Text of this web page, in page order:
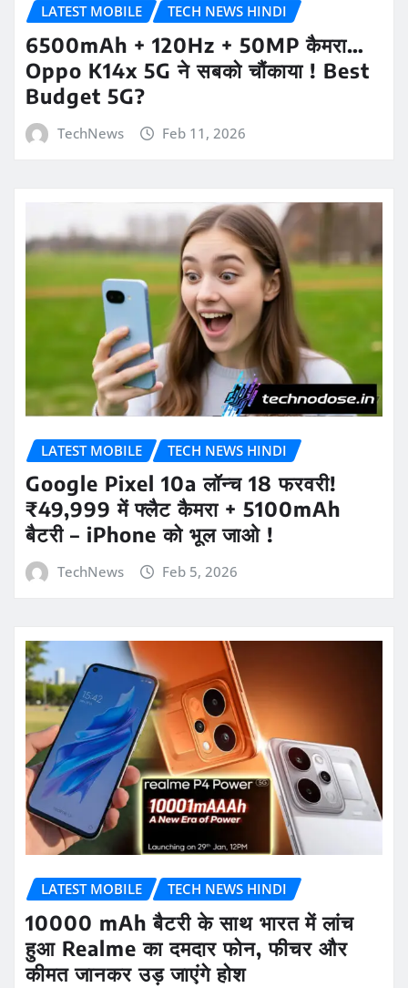
LATEST MOBILE TECH NEWS HINDI
6500mAh + 120Hz + 50MP कैमरा…
Oppo K14x 5G ने सबको चौंकाया ! Best
Budget 5G?
TechNews Feb 11, 2026
LATEST MOBILE TECH NEWS HINDI
Google Pixel 10a लॉन्च 18 फरवरी!
₹49,999 में फ्लैट कैमरा + 5100mAh
बैटरी – iPhone को भूल जाओ !
TechNews Feb 5, 2026
LATEST MOBILE TECH NEWS HINDI
10000 mAh बैटरी के साथ भारत में लांच
हुआ Realme का दमदार फोन, फीचर और
कीमत जानकर उड़ जाएंगे होश